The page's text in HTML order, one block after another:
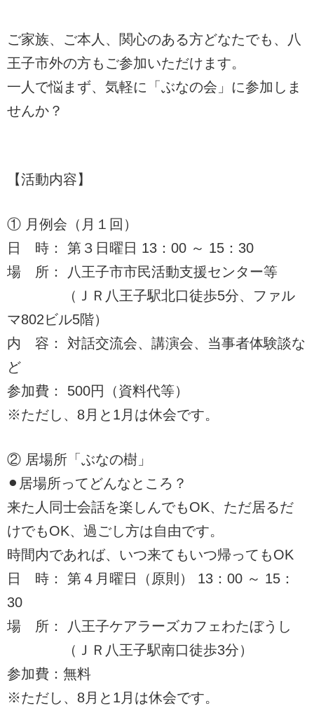
ご家族、ご本人、関心のある方どなたでも、八
王子市外の方もご参加いただけます。
一人で悩まず、気軽に「ぶなの会」に参加しま
せんか？
【活動内容】
① 月例会（月１回）
日 時： 第３日曜日 13：00 ～ 15：30
場 所： 八王子市市民活動支援センター等
（ＪＲ八王子駅北口徒歩5分、ファル
マ802ビル5階）
内 容： 対話交流会、講演会、当事者体験談な
ど
参加費： 500円（資料代等）
※ただし、8月と1月は休会です。
② 居場所「ぶなの樹」
⚫︎居場所ってどんなところ？
来た人同士会話を楽しんでもOK、ただ居るだ
けでもOK、過ごし方は自由です。
時間内であれば、いつ来てもいつ帰ってもOK
日 時： 第４月曜日（原則） 13：00 ～ 15：
30
場 所： 八王子ケアラーズカフェわたぼうし
（ＪＲ八王子駅南口徒歩3分）
参加費：無料
※ただし、8月と1月は休会です。